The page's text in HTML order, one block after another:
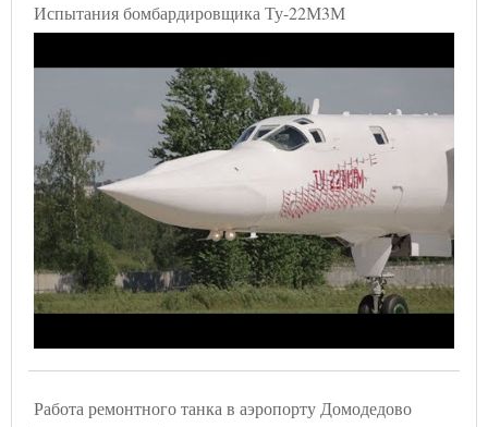
Испытания бомбардировщика Ту-22М3М
Работа ремонтного танка в аэропорту Домодедово